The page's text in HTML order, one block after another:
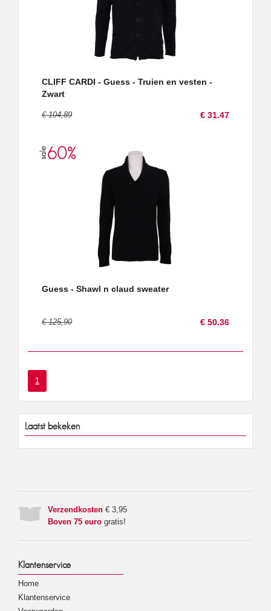
CLIFF CARDI - Guess - Truien en vesten -
Zwart
€ 104,89 € 31.47
Guess - Shawl n claud sweater
€ 125,90 € 50.36
1
Laatst bekeken
Verzendkosten € 3,95
Boven 75 euro gratis!
Klantenservice
Home
Klantenservice